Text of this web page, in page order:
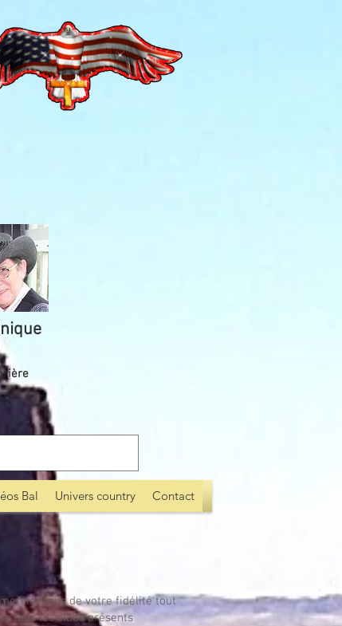
Bal Univers country Contact
tous de votre fidélité tout
tous les clubs présents